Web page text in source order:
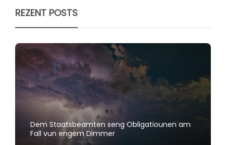
REZENT POSTS
Dem Staatsbeamten seng Obligatiounen am
Fall vun engem Dimmer